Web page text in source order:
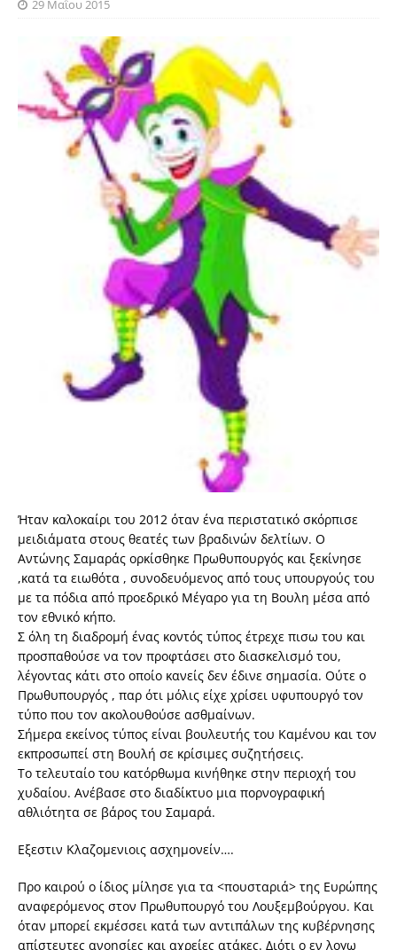
29 Μαΐου 2015
Ήταν καλοκαίρι του 2012 όταν ένα περιστατικό σκόρπισε
μειδιάματα στους θεατές των βραδινών δελτίων. Ο
Αντώνης Σαμαράς ορκίσθηκε Πρωθυπουργός και ξεκίνησε
,κατά τα ειωθότα , συνοδευόμενος από τους υπουργούς του
με τα πόδια από προεδρικό Μέγαρο για τη Βουλη μέσα από
τον εθνικό κήπο.
Σ όλη τη διαδρομή ένας κοντός τύπος έτρεχε πισω του και
προσπαθούσε να τον προφτάσει στο διασκελισμό του,
λέγοντας κάτι στο οποίο κανείς δεν έδινε σημασία. Ούτε ο
Πρωθυπουργός , παρ ότι μόλις είχε χρίσει υφυπουργό τον
τύπο που τον ακολουθούσε ασθμαίνων.
Σήμερα εκείνος τύπος είναι βουλευτής του Καμένου και τον
εκπροσωπεί στη Βουλή σε κρίσιμες συζητήσεις.
Το τελευταίο του κατόρθωμα κινήθηκε στην περιοχή του
χυδαίου. Ανέβασε στο διαδίκτυο μια πορνογραφική
αθλιότητα σε βάρος του Σαμαρά.
Εξεστιν Κλαζομενιοις ασχημονείν….
Προ καιρού ο ίδιος μίλησε για τα <πουσταριά> της Ευρώπης
αναφερόμενος στον Πρωθυπουργό του Λουξεμβούργου. Και
όταν μπορεί εκμέσσει κατά των αντιπάλων της κυβέρνησης
απίστευτες ανοησίες και αχρείες ατάκες. Διότι ο εν λογω